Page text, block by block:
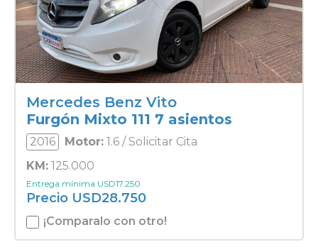
Mercedes Benz Vito
Furgón Mixto 111 7 asientos
2016 Motor: 1.6 / Solicitar Cita
KM: 125.000
Entrega mínima USD17.250
Precio USD28.750
¡Comparalo con otro!